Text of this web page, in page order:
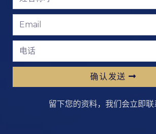
确认发送
留下您的资料，我们会立即联